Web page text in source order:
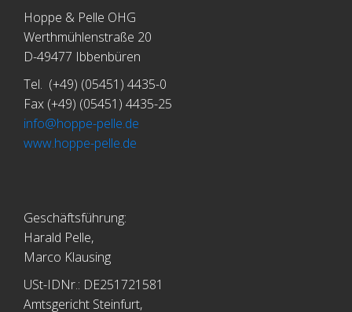
Hoppe & Pelle OHG
Werthmühlenstraße 20
D-49477 Ibbenbüren
Tel. (+49) (05451) 4435-0
Fax (+49) (05451) 4435-25
info@hoppe-pelle.de
www.hoppe-pelle.de
Geschäftsführung:
Harald Pelle,
Marco Klausing
USt-IDNr.: DE251721581
Amtsgericht Steinfurt,